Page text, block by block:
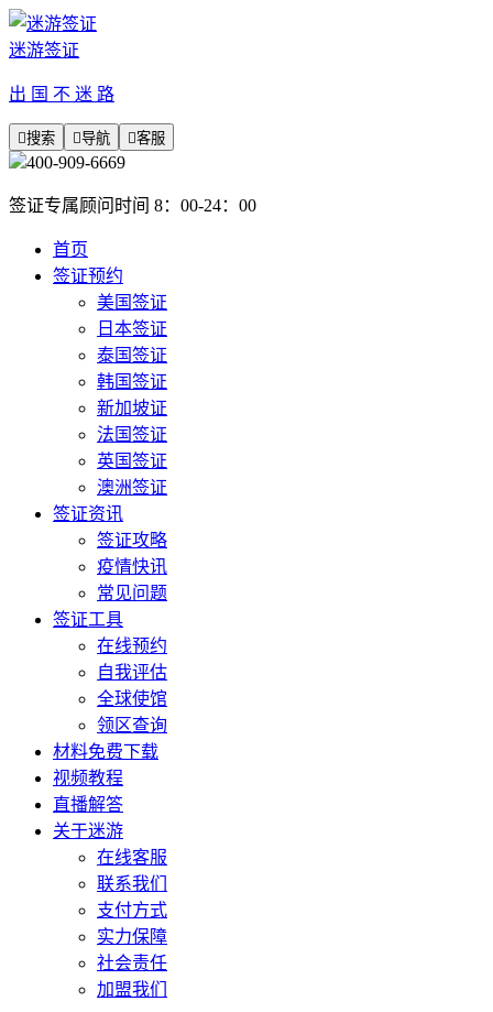
迷游签证
出 国 不 迷 路
搜索 导航 客服
400-909-6669
签证专属顾问时间 8：00-24：00
首页
签证预约
美国签证
日本签证
泰国签证
韩国签证
新加坡证
法国签证
英国签证
澳洲签证
签证资讯
签证攻略
疫情快讯
常见问题
签证工具
在线预约
自我评估
全球使馆
领区查询
材料免费下载
视频教程
直播解答
关于迷游
在线客服
联系我们
支付方式
实力保障
社会责任
加盟我们